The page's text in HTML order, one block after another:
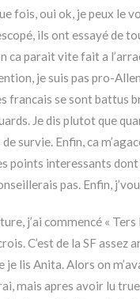
fois, oui ok, je peux le
ils ont essayé de
ca parait vite fait a
je suis pas pro-
francais se sont battus
Je dis plutot que
survie. Enfin, ca
points interessants
pas. Enfin,
j’ai commencé «
C’est de la SF
je lis Anita. Alors on
mais apres avoir lu